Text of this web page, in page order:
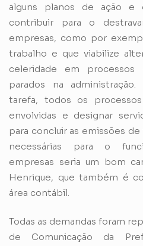
alguns planos de ação e
contribuir para o
empresas, como por
trabalho e que viabilize
celeridade em processos
parados na
tarefa, todos os
envolvidas e designar
para concluir as emissões
necessárias para o
empresas seria um bom
Henrique, que também é
área contábil.
Todas as demandas foram
de Comunicação da